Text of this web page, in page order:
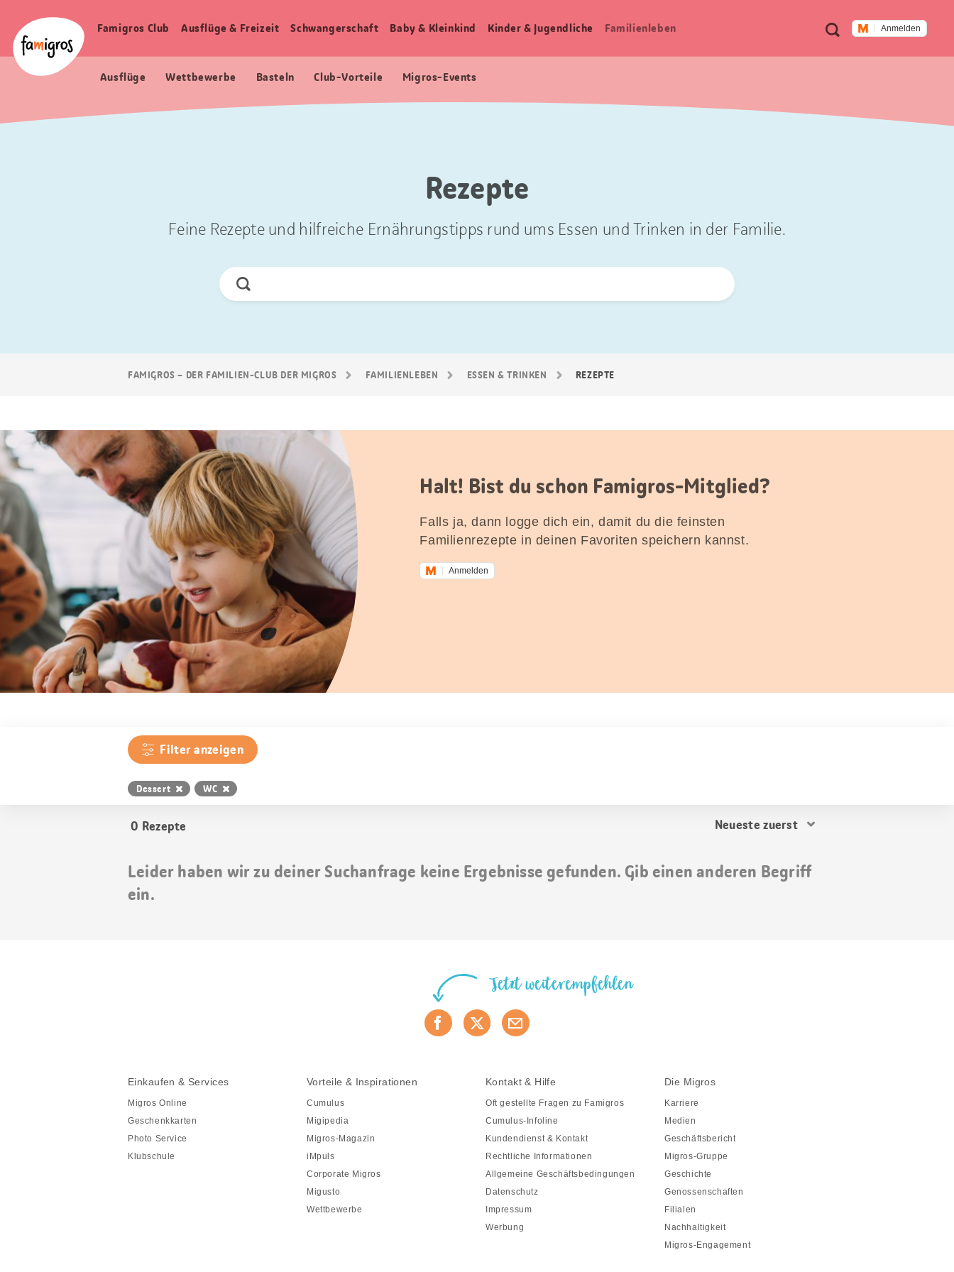
Navigation
Logo
Meta
Navigation
Suche Anmelden
Haupt
Famigros Club Ausflüge & Freizeit Schwangerschaft Baby & Kleinkind Kinder & Jugendliche Familien­leben
Ausflüge Wettbewerbe Basteln Club-Vorteile Migros-Events
Rezepte
Feine Rezepte und hilfreiche Ernährungstipps rund ums Essen und Trinken in der Familie.
Jetzt
FAMIGROS – DER FAMILIEN-CLUB DER MIGROS FAMILIEN­LEBEN ESSEN & TRINKEN REZEPTE
Halt! Bist du schon Famigros-Mitglied?
Falls ja, dann logge dich ein, damit du die feinsten
Familienrezepte in deinen Favoriten speichern kannst.
Anmelden
Filter anzeigen
Dessert WC
0 Rezepte
Resultat
Leider haben wir zu deiner Suchanfrage keine Ergebnisse gefunden. Gib einen anderen Begriff
ein.
Jetzt weiterempfehlen
Einkaufen & Services
Migros Online
Geschenkkarten
Photo Service
Klubschule
Vorteile & Inspirationen
Cumulus
Migipedia
Migros-Magazin
iMpuls
Corporate Migros
Migusto
Wettbewerbe
Kontakt & Hilfe
Oft gestellte Fragen zu Famigros
Cumulus-Infoline
Kundendienst & Kontakt
Rechtliche Informationen
Allgemeine Geschäftsbedingungen
Datenschutz
Impressum
Werbung
Die Migros
Karriere
Medien
Geschäftsbericht
Migros-Gruppe
Geschichte
Genossenschaften
Filialen
Nachhaltigkeit
Migros-Engagement